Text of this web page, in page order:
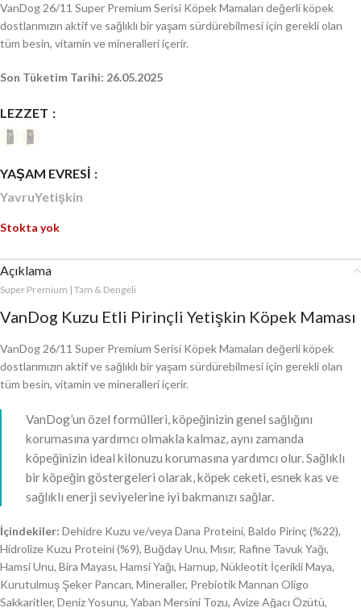
VanDog 26/11 Super Premium Serisi Köpek Mamaları değerli köpek
dostlarımızın aktif ve sağlıklı bir yaşam sürdürebilmesi için gerekli olan
tüm besin, vitamin ve mineralleri içerir.
Son Tüketim Tarihi: 26.05.2025
LEZZET
YAŞAM EVRESI
YavruYetişkin
Stokta yok
Açıklama
Super Premium | Tam & Dengeli
VanDog Kuzu Etli Pirinçli Yetişkin Köpek Maması
VanDog 26/11 Super Premium Serisi Köpek Mamaları değerli köpek
dostlarımızın aktif ve sağlıklı bir yaşam sürdürebilmesi için gerekli olan
tüm besin, vitamin ve mineralleri içerir.
VanDog’un özel formülleri, köpeğinizin genel sağlığını
korumasına yardımcı olmakla kalmaz, aynı zamanda
köpeğinizin ideal kilonuzu korumasına yardımcı olur. Sağlıklı
bir köpeğin göstergeleri olarak, köpek ceketi, esnek kas ve
sağlıklı enerji seviyelerine iyi bakmanızı sağlar.
İçindekiler: Dehidre Kuzu ve/veya Dana Proteini, Baldo Pirinç (%22),
Hidrolize Kuzu Proteini (%9), Buğday Unu, Mısır, Rafine Tavuk Yağı,
Hamsi Unu, Bira Mayası, Hamsi Yağı, Harnup, Nükleotit İçerikli Maya,
Kurutulmuş Şeker Pancarı, Mineraller, Prebiotik Mannan Oligo
Sakkaritler, Deniz Yosunu, Yaban Mersini Tozu, Avize Ağacı Özütü,